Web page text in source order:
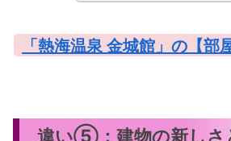
「熱海温泉 金城館」の【部
違い⑤：建物の新しさ